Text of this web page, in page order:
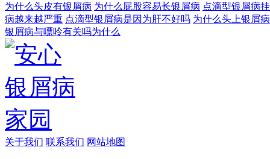
为什么头皮有银屑病 为什么屁股容易长银屑病 点滴型银屑病
病越来越严重 点滴型银屑病是因为肝不好吗 为什么头上银屑
银屑病与嘌呤有关吗为什么
关于我们 联系我们 网站地图